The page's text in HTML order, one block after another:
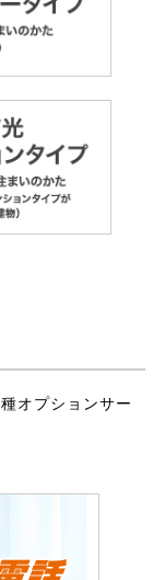
オプションサー